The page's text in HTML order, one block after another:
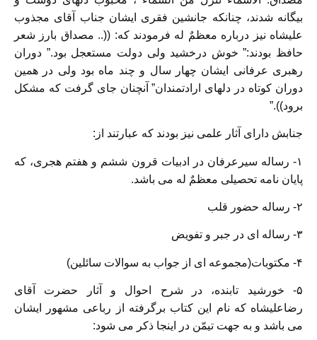
بیگانه شدند، چنانکه جانشین فقری ایشان جناب آقای مجذوب
علیشاه نیز درباره معظمٌ له فرمودند که: ((.. مصداق بارز شعر
حافظ بودند:” خوش درخشید ولی دولت مستعجل بود.” دوران
رهبری عرفانی ایشان چهار سال و چند ماه بود ولی در همین
دوران کوتاه در دلهای ارادتمندان” آنچنان جای گرفت که مشکل
برود)).”
جنابش دارای آثار علمی نیز بودند که عبارتند از:
۱- رساله سیرعرفان در ادبیات قرون ششم و هفتم هجری، که
پایان نامه تحصیلی معظمٌ له می باشد.
۲- رساله حضور قلب
۳- رساله ای در جبر و تفویض
۴- مکتوبات(مجموعه ای از جواب به سوالات سائلین)
۵- خورشید تابنده، در شرح احوال و آثار حضرت آقای
رضاعلیشاه که نام این کتاب برگرفته از رباعی مشهور ایشان
می باشد و به جهت تیمّن در اینجا ذکر می شود: